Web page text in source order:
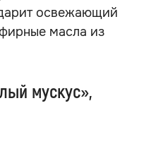
освежающий
масла из
мускус»,